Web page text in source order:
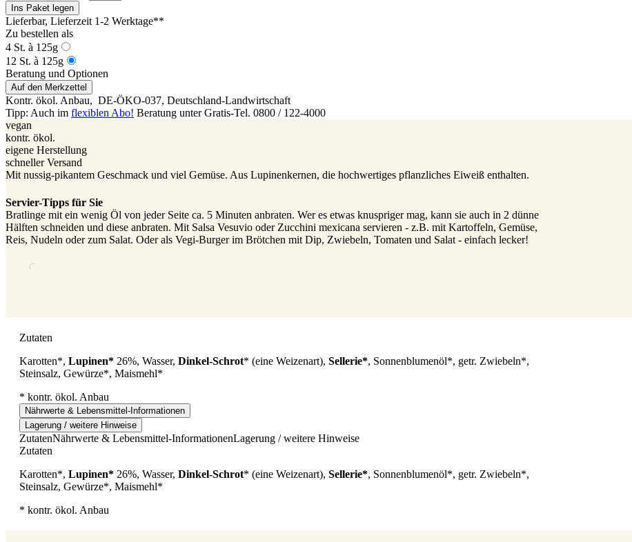
Ins Paket legen
Lieferbar, Lieferzeit 1-2 Werktage**
Zu bestellen als
4 St. à 125g
12 St. à 125g
Beratung und Optionen
Auf den Merkzettel
Kontr. ökol. Anbau, DE-ÖKO-037, Deutschland-Landwirtschaft
Tipp: Auch im flexiblen Abo! Beratung unter Gratis-Tel. 0800 / 122-4000
vegan
kontr. ökol.
eigene Herstellung
schneller Versand
Mit nussig-pikantem Geschmack und viel Gemüse. Aus Lupinenkernen, die hochwertiges pflanzliches Eiweiß enthalten.
Servier-Tipps für Sie
Bratlinge mit ein wenig Öl von jeder Seite ca. 5 Minuten anbraten. Wer es etwas knuspriger mag, kann sie auch in 2 dünne
Hälften schneiden und diese anbraten. Mit Salsa Vesuvio oder Zucchini mexicana servieren - z.B. mit Kartoffeln, Gemüse,
Reis, Nudeln oder zum Salat. Oder als Vegi-Burger im Brötchen mit Dip, Zwiebeln, Tomaten und Salat - einfach lecker!
Zutaten
Karotten*, Lupinen* 26%, Wasser, Dinkel-Schrot* (eine Weizenart), Sellerie*, Sonnenblumenöl*, getr. Zwiebeln*,
Steinsalz, Gewürze*, Maismehl*
* kontr. ökol. Anbau
Nährwerte & Lebensmittel-Informationen
Lagerung / weitere Hinweise
ZutatenNährwerte & Lebensmittel-InformationenLagerung / weitere Hinweise
Zutaten
Karotten*, Lupinen* 26%, Wasser, Dinkel-Schrot* (eine Weizenart), Sellerie*, Sonnenblumenöl*, getr. Zwiebeln*,
Steinsalz, Gewürze*, Maismehl*
* kontr. ökol. Anbau